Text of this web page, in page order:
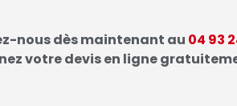
nous dès maintenant au 04 93
votre devis en ligne